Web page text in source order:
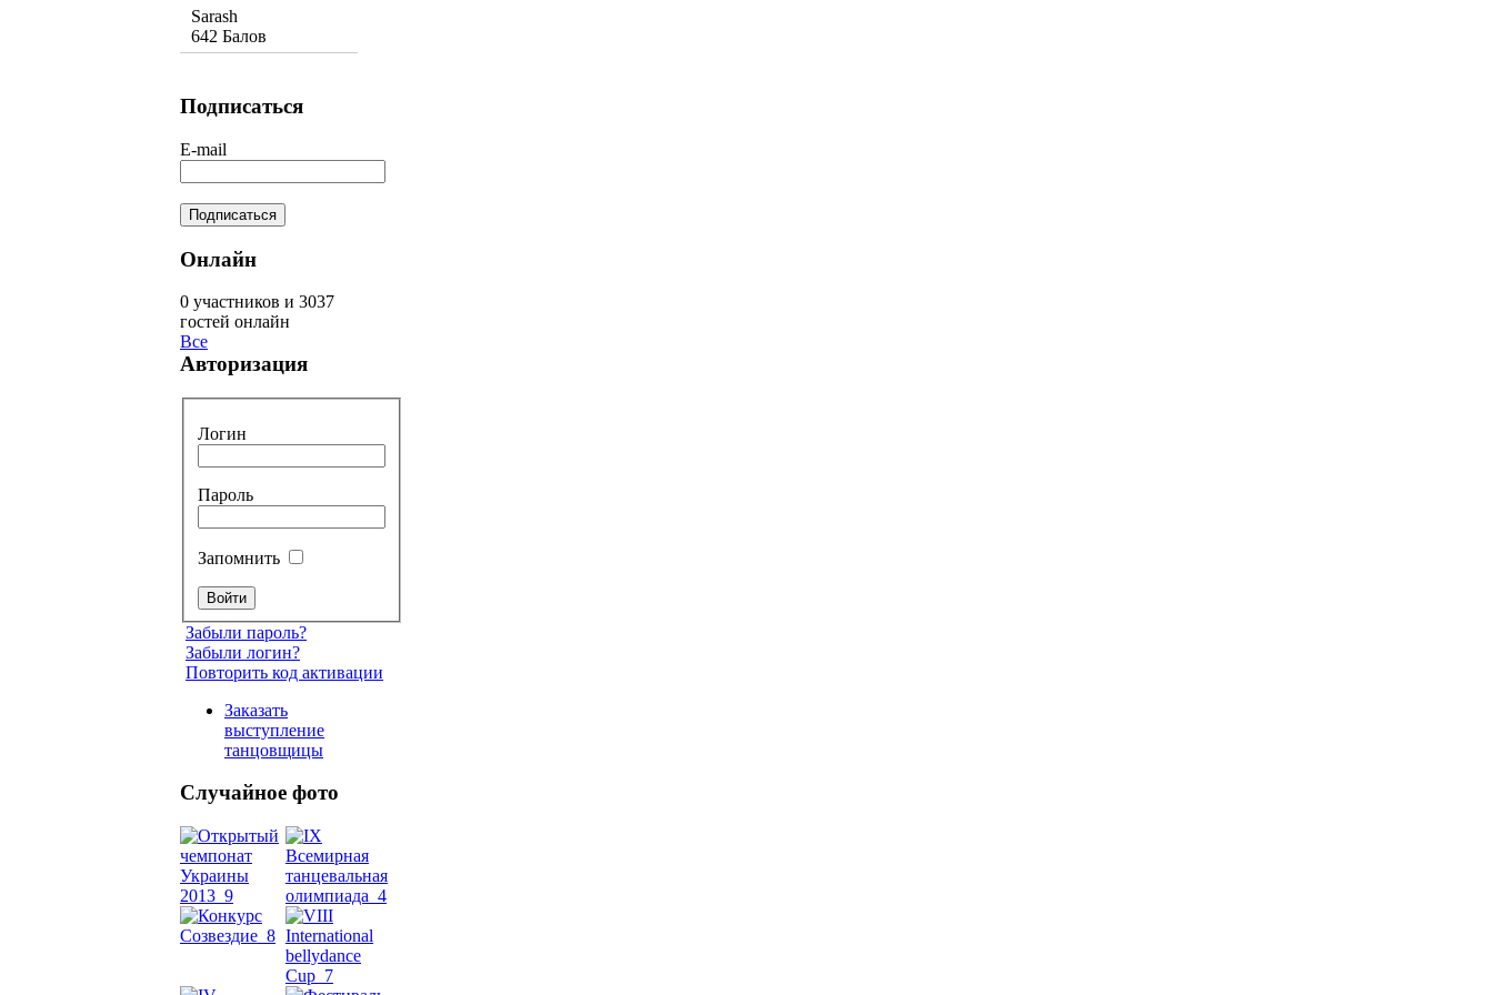
Sarash
642 Балов
Подписаться
E-mail
Онлайн
0 участников и 3037
гостей онлайн
Все
Авторизация
Логин
Пароль
Запомнить
Забыли пароль?
Забыли логин?
Повторить код активации
Заказать
выступление
танцовщицы
Случайное фото